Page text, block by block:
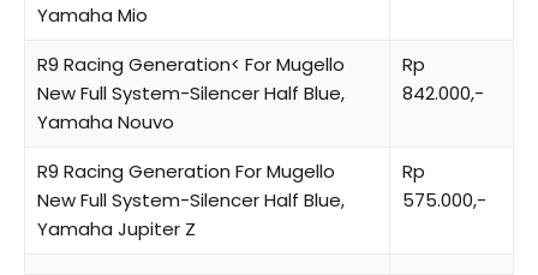
Yamaha Mio
R9 Racing Generation< For Mugello
New Full System-Silencer Half Blue,
Yamaha Nouvo
Rp
842.000,-
R9 Racing Generation For Mugello
New Full System-Silencer Half Blue,
Yamaha Jupiter Z
Rp
575.000,-